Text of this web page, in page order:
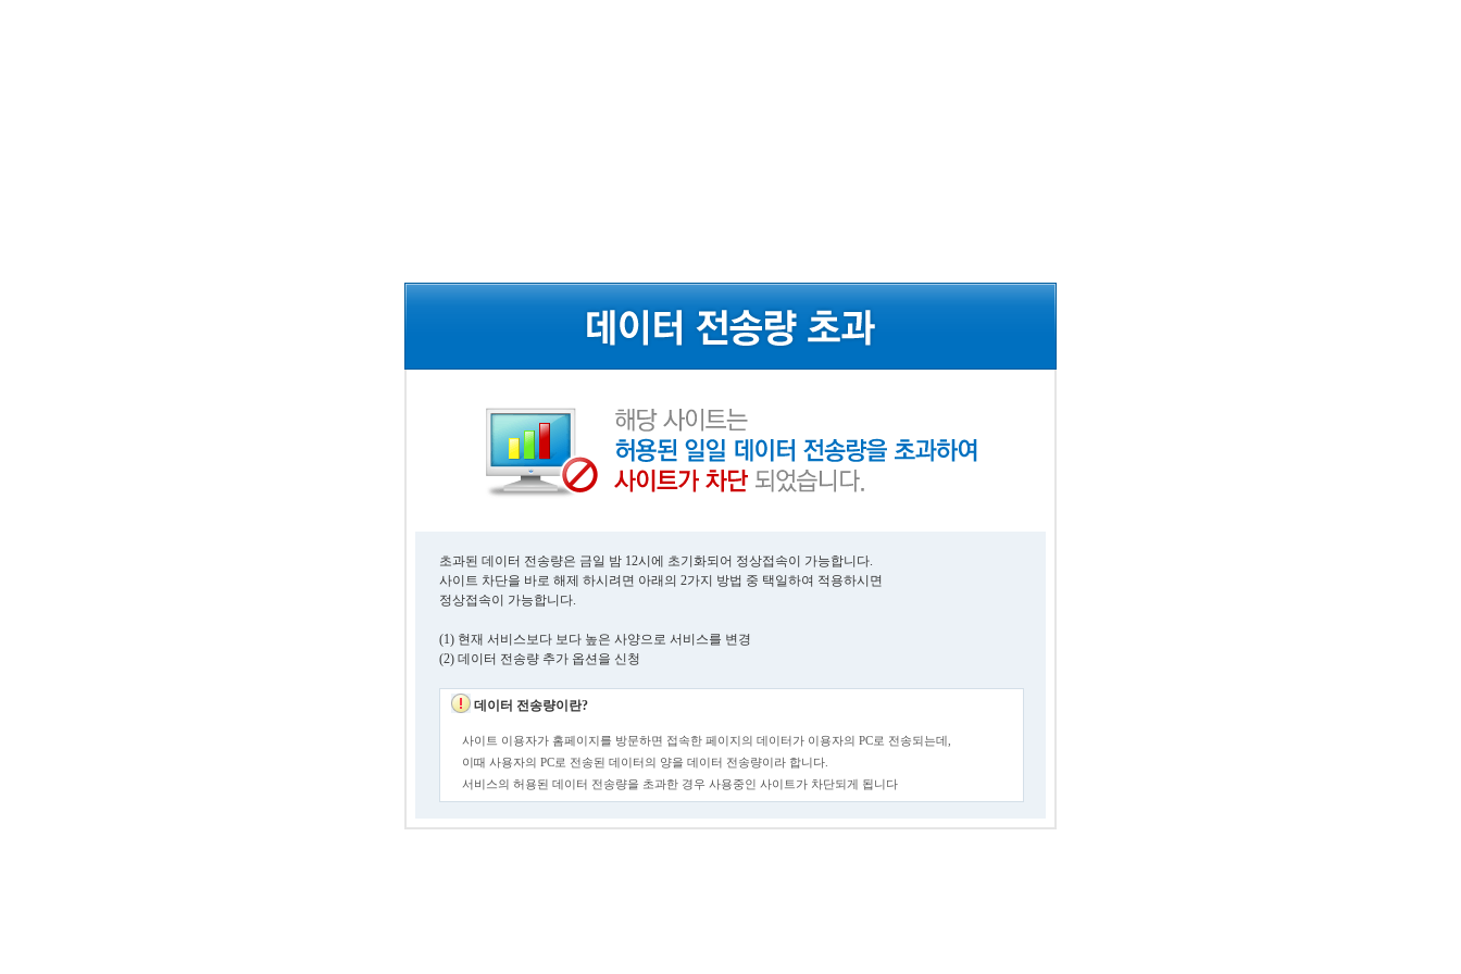
초과된 데이터 전송량은 금일 밤 12시에 초기화되어 정상접속이 가능합니다.
사이트 차단을 바로 해제 하시려면 아래의 2가지 방법 중 택일하여 적용하시면
정상접속이 가능합니다.
(1) 현재 서비스보다 보다 높은 사양으로 서비스를 변경
(2) 데이터 전송량 추가 옵션을 신청
데이터 전송량이란?
사이트 이용자가 홈페이지를 방문하면 접속한 페이지의 데이터가 이용자의 PC로 전송되는데,
이때 사용자의 PC로 전송된 데이터의 양을 데이터 전송량이라 합니다.
서비스의 허용된 데이터 전송량을 초과한 경우 사용중인 사이트가 차단되게 됩니다